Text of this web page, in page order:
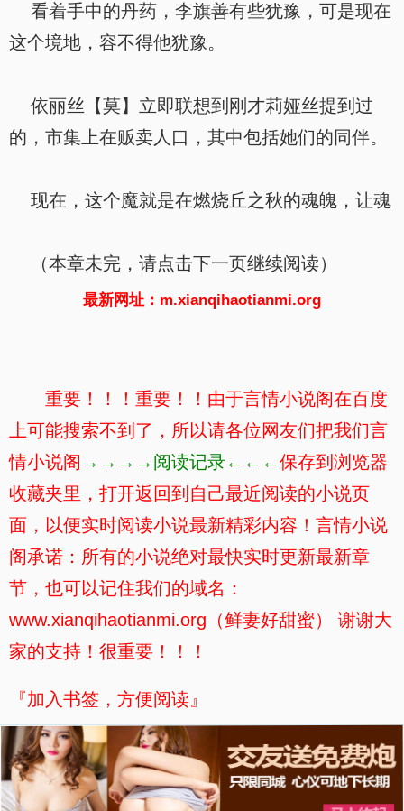
看着手中的丹药，李旗善有些犹豫，可是现在
这个境地，容不得他犹豫。
依丽丝【莫】立即联想到刚才莉娅丝提到过
的，市集上在贩卖人口，其中包括她们的同伴。
现在，这个魔就是在燃烧丘之秋的魂魄，让魂
（本章未完，请点击下一页继续阅读）
最新网址：m.xianqihaotianmi.org
重要！！！重要！！由于言情小说阁在百度
上可能搜索不到了，所以请各位网友们把我们言
情小说阁 →→→→阅读记录←←←保存到浏览器
收藏夹里，打开返回到自己最近阅读的小说页
面，以便实时阅读小说最新精彩内容！言情小说
阁承诺：所有的小说绝对最快实时更新最新章
节，也可以记住我们的域名：
www.xianqihaotianmi.org（鲜妻好甜蜜） 谢谢大
家的支持！很重要！！！
『加入书签，方便阅读』